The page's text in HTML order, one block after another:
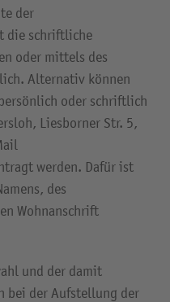
der
die schriftliche
oder mittels des
Alternativ können
oder schriftlich
Liesborner Str. 5,
werden. Dafür ist
des
Wohnanschrift
und der damit
bei der Aufstellung der